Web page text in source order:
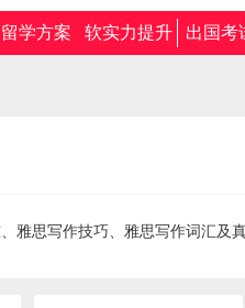
留学方案 软实力提升 出国考
思写作技巧、雅思写作词汇及